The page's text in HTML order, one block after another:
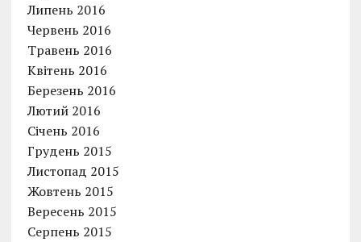
Липень 2016
Червень 2016
Травень 2016
Квітень 2016
Березень 2016
Лютий 2016
Січень 2016
Грудень 2015
Листопад 2015
Жовтень 2015
Вересень 2015
Серпень 2015